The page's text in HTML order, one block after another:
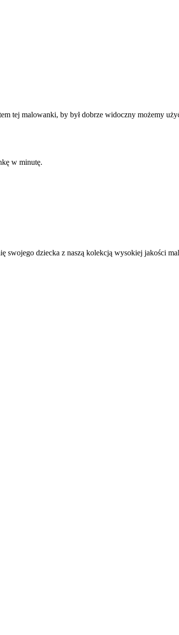
tej malowanki, by był dobrze widoczny możemy
w minutę.
dziecka z naszą kolekcją wysokiej jakości